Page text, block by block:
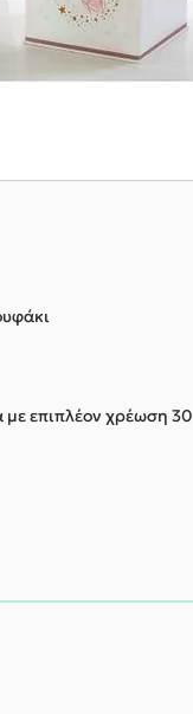
με επιπλέον χρέωση 30